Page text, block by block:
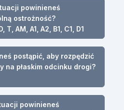
powinieneś
ostrożność?
T, AM, A1, A2, B1, C1, D1
postąpić, aby rozpędzić
na płaskim odcinku drogi?
powinieneś